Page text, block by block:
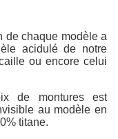
de chaque modèle a
acidulé de notre
ou encore celui
de montures est
au modèle en
titane.